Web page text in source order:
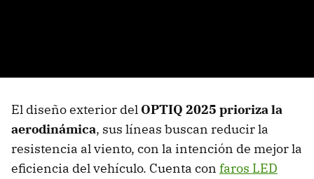
El diseño exterior del OPTIQ 2025 prioriza la
aerodinámica, sus líneas buscan reducir la
resistencia al viento, con la intención de mejor la
eficiencia del vehículo. Cuenta con faros LED